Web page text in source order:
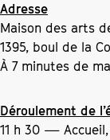
Adresse
Maison des arts
1395, boul de la
À 7 minutes de
Déroulement de
11 h 30 —